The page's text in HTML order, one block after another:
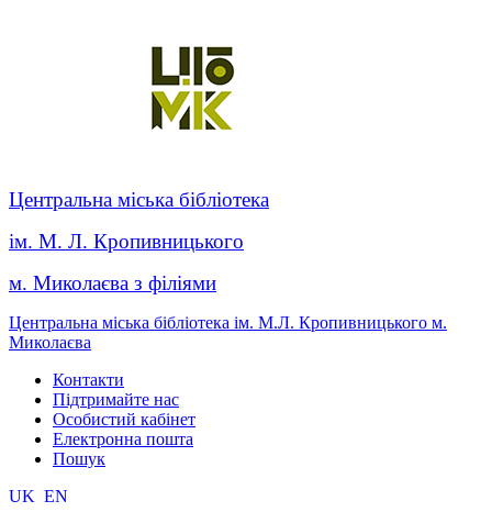
Центральна міська бібліотека
ім. М. Л. Кропивницького
м. Миколаєва з філіями
Центральна міська бібліотека ім. М.Л. Кропивницького м.
Миколаєва
Контакти
Підтримайте нас
Особистий кабінет
Електронна пошта
Пошук
UK EN